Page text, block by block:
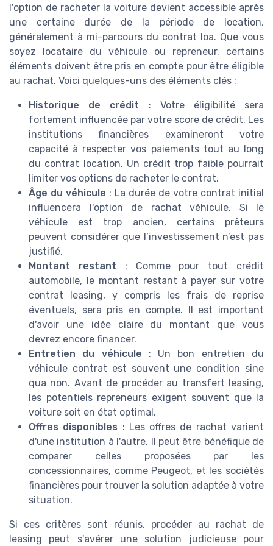
l'option de racheter la voiture devient accessible après
une certaine durée de la période de location,
généralement à mi-parcours du contrat loa. Que vous
soyez locataire du véhicule ou repreneur, certains
éléments doivent être pris en compte pour être éligible
au rachat. Voici quelques-uns des éléments clés :
Historique de crédit : Votre éligibilité sera
fortement influencée par votre score de crédit. Les
institutions financières examineront votre
capacité à respecter vos paiements tout au long
du contrat location. Un crédit trop faible pourrait
limiter vos options de racheter le contrat.
Âge du véhicule : La durée de votre contrat initial
influencera l'option de rachat véhicule. Si le
véhicule est trop ancien, certains prêteurs
peuvent considérer que l’investissement n’est pas
justifié.
Montant restant : Comme pour tout crédit
automobile, le montant restant à payer sur votre
contrat leasing, y compris les frais de reprise
éventuels, sera pris en compte. Il est important
d'avoir une idée claire du montant que vous
devrez encore financer.
Entretien du véhicule : Un bon entretien du
véhicule contrat est souvent une condition sine
qua non. Avant de procéder au transfert leasing,
les potentiels repreneurs exigent souvent que la
voiture soit en état optimal.
Offres disponibles : Les offres de rachat varient
d'une institution à l'autre. Il peut être bénéfique de
comparer celles proposées par les
concessionnaires, comme Peugeot, et les sociétés
financières pour trouver la solution adaptée à votre
situation.
Si ces critères sont réunis, procéder au rachat de
leasing peut s'avérer une solution judicieuse pour